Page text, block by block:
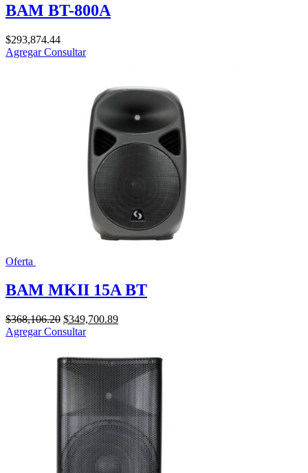
BAM BT-800A
$293,874.44
AgregarConsultar
Oferta
BAM MKII 15A BT
$368,106.20 El
precio
era:
$368,106.20.
$349,700.89El
es:
$349,700.89.
AgregarConsultar